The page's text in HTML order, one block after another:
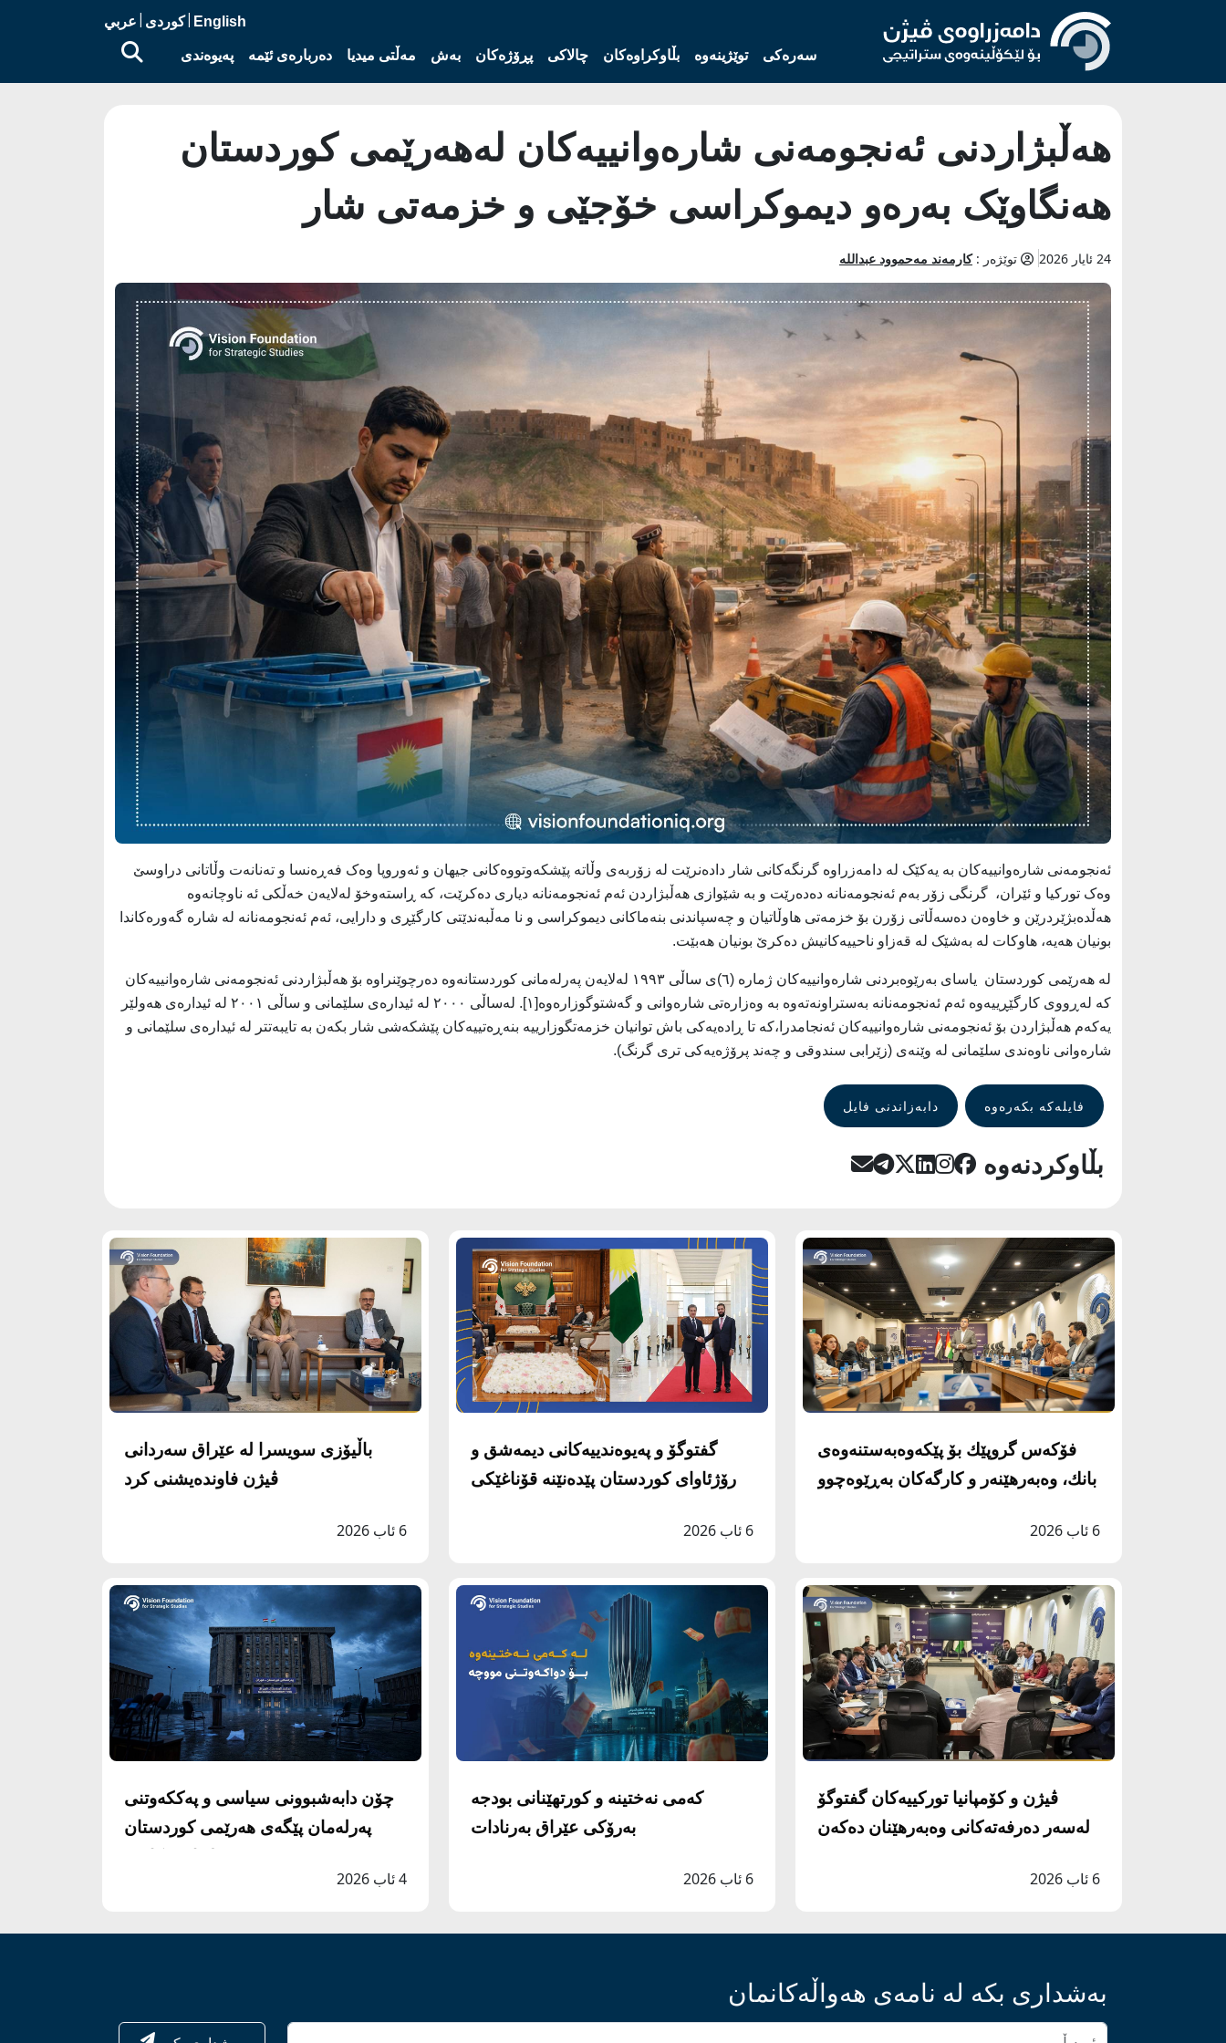
English
|کوردی | عربي
سەرەکی توێژینەوە بڵاوکراوەکان چالاکی پڕۆژەکان بەش مەڵتی میدیا دەربارەی ئێمە پەیوەندی
هەڵبژاردنی ئەنجومەنی شارەوانییەکان لەهەرێمی کوردستان
هەنگاوێک بەرەو دیموکراسی خۆجێی و خزمەتی شار
24 ئایار 2026 توێژەر :کارمەند مەحموود عبداللە
ئەنجومەنی شارەوانییەکان بە یەکێک لە دامەزراوە گرنگەکانی شار دادەنرێت لە زۆربەی وڵاتە پێشکەوتووەکانی جیهان و ئەوروپا وەک فەڕەنسا و تەنانەت وڵاتانی دراوسێ
وەک تورکیا و ئێران، گرنگی زۆر بەم ئەنجومەنانە دەدەرێت و بە شێوازی هەڵبژاردن ئەم ئەنجومەنانە دیاری دەکرێت، کە ڕاستەوخۆ لەلایەن خەڵکی ئە ناوچانەوە
هەڵدەبژێردرێن و خاوەن دەسەڵاتی زۆرن بۆ خزمەتی هاوڵاتیان و چەسپاندنی بنەماکانی دیموکراسی و نا مەڵبەندێتی کارگێڕی و دارایی، ئەم ئەنجومەنانە لە شارە گەورەکاندا
بونیان هەیە، هاوکات لە بەشێک لە قەزاو ناحییەکانیش دەکرێ بونیان هەبێت.
لە هەرێمی کوردستان یاسای بەرێوەبردنی شارەوانییەکان ژمارە (٦)ی ساڵی ١٩٩٣ لەلایەن پەرلەمانی کوردستانەوە دەرچوێنراوە بۆ هەڵبژاردنی ئەنجومەنی شارەوانییەکان
کە لەڕووی کارگێڕییەوە ئەم ئەنجومەنانە بەستراونەتەوە بە وەزارەتی شارەوانی و گەشتوگوزارەوە[١]. لەساڵی ٢٠٠٠ لە ئیدارەی سلێمانی و ساڵی ٢٠٠١ لە ئیدارەی هەولێر
یەکەم هەڵبژاردن بۆ ئەنجومەنی شارەوانییەکان ئەنجامدرا،کە تا ڕادەیەکی باش توانیان خزمەتگوزارییە بنەڕەتییەکان پێشکەشی شار بکەن بە تایبەتتر لە ئیدارەی سلێمانی و
شارەوانی ناوەندی سلێمانی لە وێنەی (زێرابی سندوقی و چەند پرۆژەیەکی تری گرنگ).
فایلەکە بکەرەوە دابەزاندنی فایل
بڵاوکردنەوە
فۆكه‌س گروپێك بۆ پێكه‌وه‌به‌ستنه‌وه‌ى
بانك، وه‌به‌رهێنه‌ر و كارگه‌كان به‌ڕێوه‌چوو
6 ئاب 2026
گفتوگۆ و پەیوەندییەکانی دیمەشق و
رۆژئاوای کوردستان پێدەنێنە قۆناغێکی
6 ئاب 2026
باڵيۆزى سويسرا له‌ عێراق سه‌ردانى
ڤيژن فاونده‌يشنى كرد
6 ئاب 2026
ڤیژن و کۆمپانیا تورکییەکان گفتوگۆ
لەسەر دەرفەتەکانی وەبەرهێنان دەکەن
6 ئاب 2026
کەمی نەختینە و کورتهێنانی بودجە
بەرۆکی عێراق بەرنادات
6 ئاب 2026
چۆن دابەشبوونی سیاسی و پەککەوتنی
پەرلەمان پێگەی هەرێمی کوردستان
لاواز دەکات؟
4 ئاب 2026
بەشداری بکە لە نامەی هەواڵەکانمان